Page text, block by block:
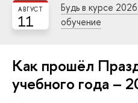
11
АВГУСТ
Будь в курсе
обучение
Как прошёл
учебного года –